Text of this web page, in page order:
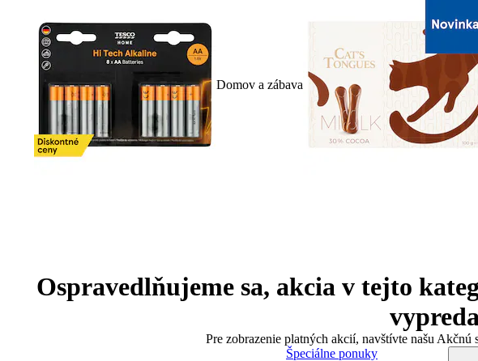
Domov a zábava
Ospravedlňujeme sa, akcia v tejto
Pre zobrazenie platných akcií, navštívte našu
Špeciálne ponuky